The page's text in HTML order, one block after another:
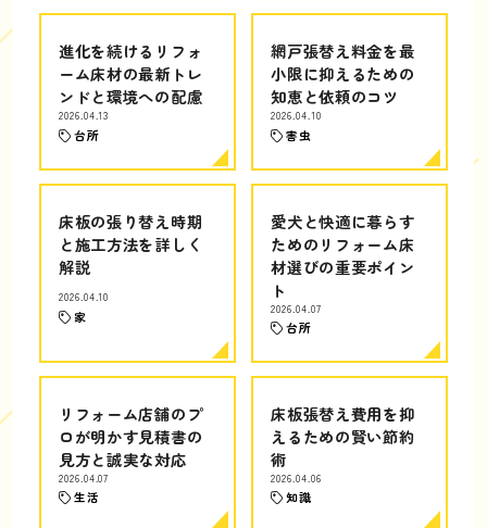
進化を続けるリフォ
ーム床材の最新トレ
ンドと環境への配慮
2026.04.13
台所
網戸張替え料金を最
小限に抑えるための
知恵と依頼のコツ
2026.04.10
害虫
床板の張り替え時期
と施工方法を詳しく
解説
2026.04.10
家
愛犬と快適に暮らす
ためのリフォーム床
材選びの重要ポイン
ト
2026.04.07
台所
リフォーム店舗のプ
ロが明かす見積書の
見方と誠実な対応
2026.04.07
生活
床板張替え費用を抑
えるための賢い節約
術
2026.04.06
知識